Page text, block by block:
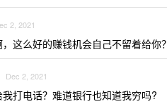
2, 2021
这么好的赚钱机会自己不留着给你？
Dec 2, 2021
打电话？难道银行也知道我穷吗?